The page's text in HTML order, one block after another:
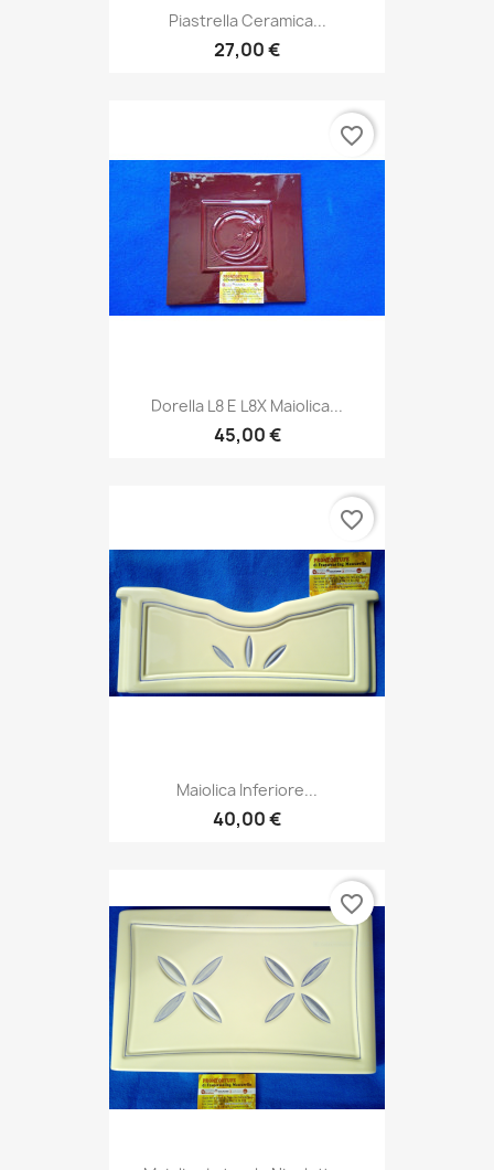
Piastrella Ceramica...
27,00 €
Dorella L8 E L8X Maiolica...
45,00 €
favorite_border
Maiolica Inferiore...
40,00 €
favorite_border
favorite_border